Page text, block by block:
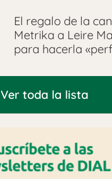
El regalo de la
Metrika a Leire
para hacerla
Ver toda la lista